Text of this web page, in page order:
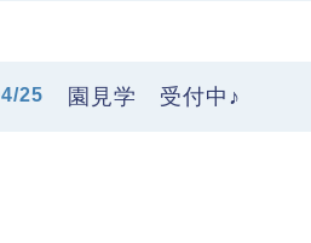
園見学 受付中♪
25